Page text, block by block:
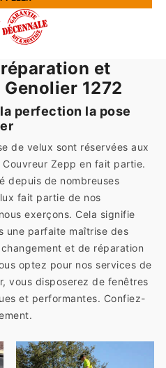
et
1272
perfection la pose
de velux sont réservées aux
Zepp en fait partie.
depuis de nombreuses
fait partie de nos
exerçons. Cela signifie
une parfaite maîtrise des
et de réparation
optez pour nos services de
vous disposerez de fenêtres
et performantes. Confiez-